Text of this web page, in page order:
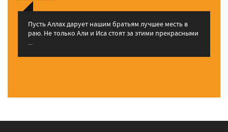
Пусть Аллах дарует нашим братьям лучшее месть в
раю. Не только Али и Иса стоят за этими прекрасными
...